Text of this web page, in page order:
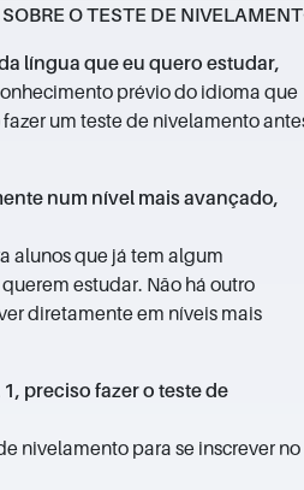
O TESTE DE
língua que eu quero estudar,
prévio do idioma que
um teste de nivelamento
num nível mais avançado,
alunos que já tem algum
estudar. Não há outro
diretamente em níveis mais
preciso fazer o teste de
nivelamento para se inscrever no